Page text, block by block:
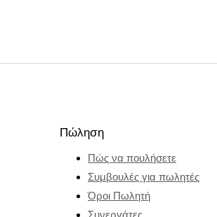
Πώληση
Πώς να πουλήσετε
Συμβουλές για πωλητές
Όροι Πωλητή
Συνεργάτες